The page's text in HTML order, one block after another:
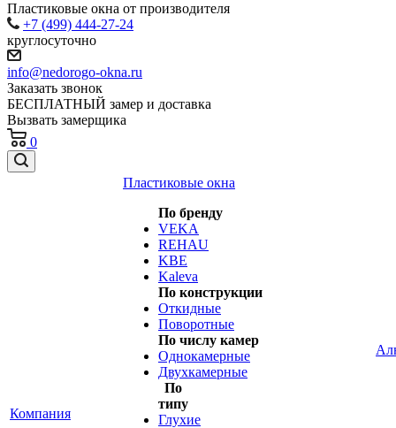
Пластиковые окна от производителя
+7 (499) 444-27-24
круглосуточно
info@nedorogo-okna.ru
Заказать звонок
БЕСПЛАТНЫЙ замер и доставка
Вызвать замерщика
0
Компания
Пластиковые окна
По бренду
VEKA
REHAU
KBE
Kaleva
По конструкции
Откидные
Поворотные
По числу камер
Однокамерные
Двухкамерные
По
типу
Глухие